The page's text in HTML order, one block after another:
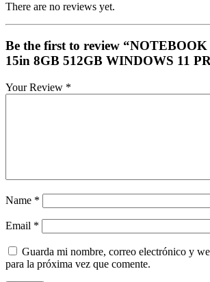
There are no reviews yet.
Be the first to review
15in 8GB 512GB WINDOWS 11
Your Review *
Name *
Email *
Guarda mi nombre, correo electrónico y
para la próxima vez que comente.